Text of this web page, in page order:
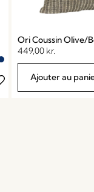
Ori Coussin Olive/
449,00 kr.
Ajouter au